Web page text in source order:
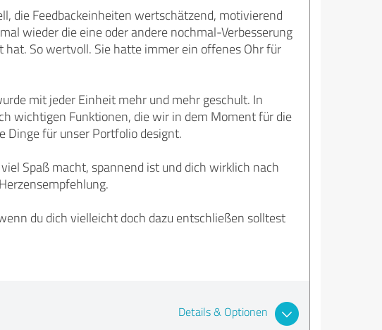
die Feedbackeinheiten wertschätzend, motivierend
wieder die eine oder andere nochmal-Verbesserung
So wertvoll. Sie hatte immer ein offenes Ohr für
mit jeder Einheit mehr und mehr geschult. In
wichtigen Funktionen, die wir in dem Moment für die
Dinge für unser Portfolio designt.
Spaß macht, spannend ist und dich wirklich nach
du dich vielleicht doch dazu entschließen solltest
Details & Optionen